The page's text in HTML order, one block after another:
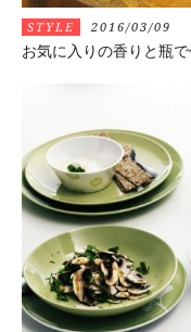
STYLE 2016/03/09
お気に入りの香りと瓶